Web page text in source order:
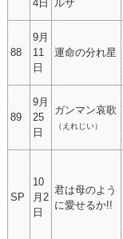
4日 ルザ
88
9月
11
日
運命の分れ星
89
9月
25
日
ガンマン哀歌
（えれじい）
SP
10
月2
日
君は母のよう
に愛せるか!!